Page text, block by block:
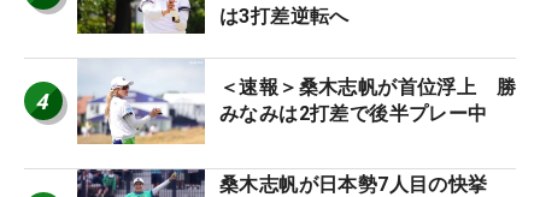
は3打差逆転へ
4
＜速報＞桑木志帆が首位浮上 勝
みなみは2打差で後半プレー中
桑木志帆が日本勢7人目の快挙